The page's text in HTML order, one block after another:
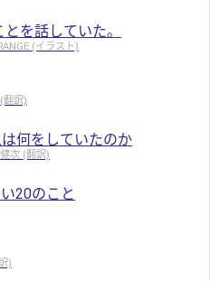
を話していた。
(イラスト)
翻訳)
何をしていたのか
次 (翻訳)
20のこと
)